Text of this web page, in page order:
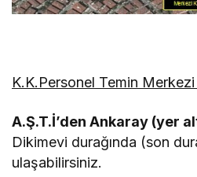
K.K.Personel Temin Merkezi
A.Ş.T.İ’den Ankaray (yer
Dikimevi durağında (son
ulaşabilirsiniz.